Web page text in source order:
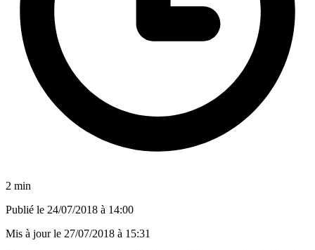
2 min
Publié le 24/07/2018 à 14:00
Mis à jour le 27/07/2018 à 15:31